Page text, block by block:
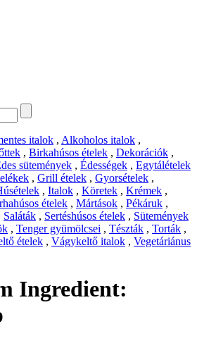
italok , Alkoholos italok ,
, Birkahúsos ételek , Dekorációk ,
sütemények , Édességek , Egytálételek
, Grill ételek , Gyorsételek ,
, Italok , Köretek , Krémek ,
ételek , Mártások , Pékáruk ,
Saláták , Sertéshúsos ételek , Sütemények
, Tenger gyümölcsei , Tészták , Torták ,
ételek , Vágykeltő italok , Vegetáriánus
Ingredient: